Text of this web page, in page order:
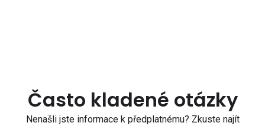
Často kladené otázky
Nenašli jste informace k předplatnému? Zkuste najít